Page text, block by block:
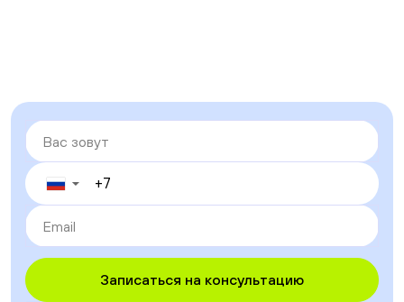
▼
Записаться на консультацию